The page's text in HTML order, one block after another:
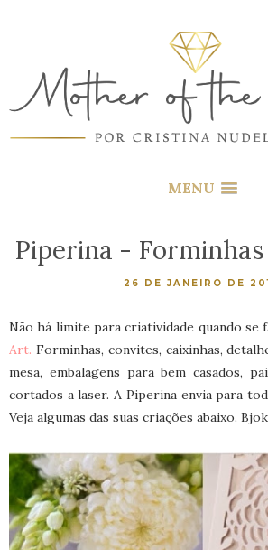
MENU
Piperina -
26 DE JANEIRO DE
Não há limite para criatividade quando se
Art. Forminhas, convites, caixinhas,
mesa, embalagens para bem casados,
cortados a laser. A Piperina envia para
Veja algumas das suas criações abaixo.